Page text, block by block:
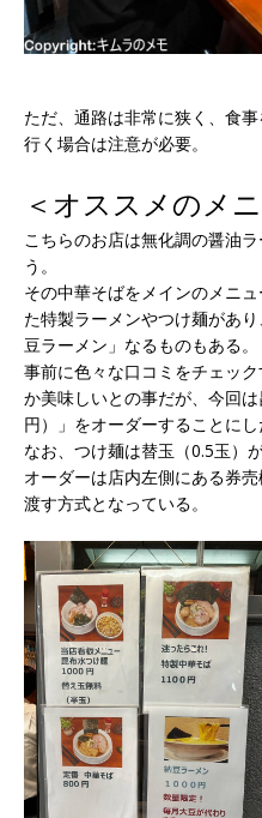
ただ、通路は非常に狭く、食
行く場合は注意が必要。
＜オススメのメ
こちらのお店は無化調の醤油
う。
その中華そばをメインのメニ
た特製ラーメンやつけ麺があ
豆ラーメン」なるものもある。
事前に色々な口コミをチェッ
か美味しいとの事だが、今回
円）」をオーダーすることにし
なお、つけ麺は替玉（0.5玉）
オーダーは店内左側にある券
渡す方式となっている。